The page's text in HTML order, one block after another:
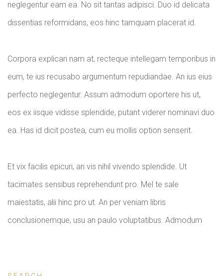
neglegentur eam ea. No sit tantas adipisci. Duo id delicata
dissentias reformidans, eos hinc tamquam placerat id.
Corpora explicari nam at, recteque intellegam temporibus in
eum, te ius recusabo argumentum repudiandae. An ius eius
perfecto neglegentur. Assum admodum oportere his ut,
eos ex iisque vidisse splendide, putant viderer nominavi duo
ea. Has id dicit postea, cum eu mollis option senserit.
Et vix facilis epicuri, an vis nihil vivendo splendide. Ut
tacimates sensibus reprehendunt pro. Mel te sale
maiestatis, alii hinc pro ut. An per veniam libris
conclusionemque, usu an paulo voluptatibus. Admodum